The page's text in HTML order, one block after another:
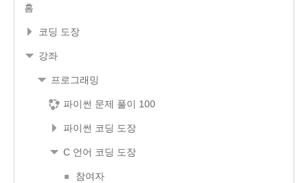
홈
코딩 도장
강좌
프로그래밍
파이썬 문제 풀이 100
파이썬 코딩 도장
C 언어 코딩 도장
참여자